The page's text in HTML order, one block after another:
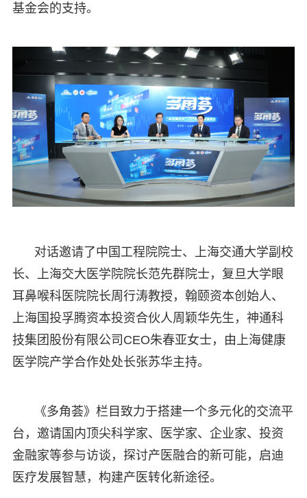
基金会的支持。
对话邀请了中国工程院院士、上海交通大学副校
长、上海交大医学院院长范先群院士，复旦大学眼
耳鼻喉科医院院长周行涛教授，翰颐资本创始人、
上海国投孚腾资本投资合伙人周颖华先生，神通科
技集团股份有限公司CEO朱春亚女士，由上海健康
医学院产学合作处处长张苏华主持。
《多角荟》栏目致力于搭建一个多元化的交流平
台，邀请国内顶尖科学家、医学家、企业家、投资
金融家等参与访谈，探讨产医融合的新可能，启迪
医疗发展智慧，构建产医转化新途径。